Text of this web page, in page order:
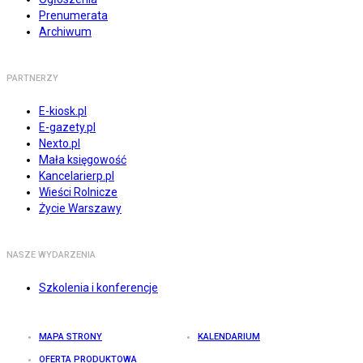
Prenumerata
Archiwum
PARTNERZY
E-kiosk.pl
E-gazety.pl
Nexto.pl
Mała księgowość
Kancelarierp.pl
Wieści Rolnicze
Życie Warszawy
NASZE WYDARZENIA
Szkolenia i konferencje
MAPA STRONY KALENDARIUM
OFERTA PRODUKTOWA